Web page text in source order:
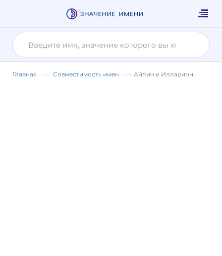
Главная Совместимость имен Айлин и Илларион